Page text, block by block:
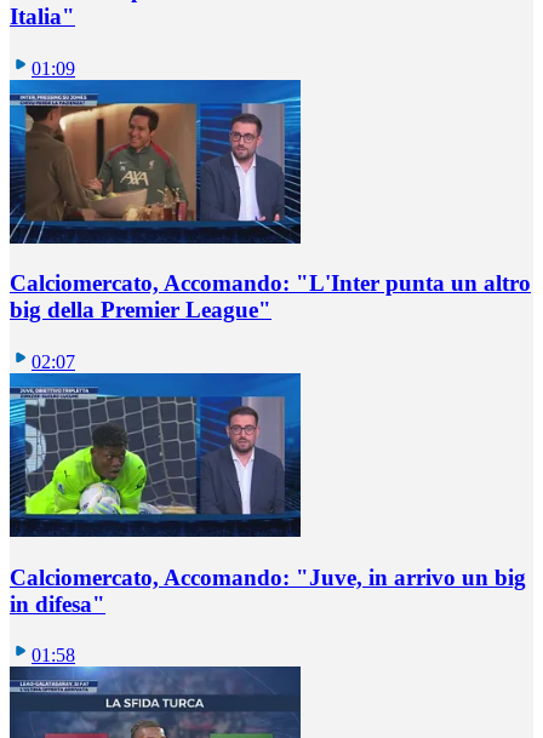
Italia"
01:09
Calciomercato, Accomando: "L'Inter punta un altro
big della Premier League"
02:07
Calciomercato, Accomando: "Juve, in arrivo un big
in difesa"
01:58